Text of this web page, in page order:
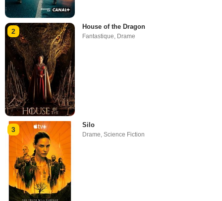
2
House of the Dragon
Fantastique Drame
3
Silo
Drame,Science Fiction